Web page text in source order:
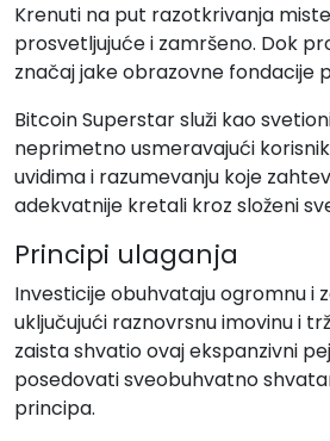
Krenuti na put razotkrivanja
prosvetljujuće i zamršeno. Dok
značaj jake obrazovne fondacije
Bitcoin Superstar služi kao
neprimetno usmeravajući
uvidima i razumevanju koje
adekvatnije kretali kroz složeni
Principi ulaganja
Investicije obuhvataju ogromnu i
uključujući raznovrsnu imovinu i
zaista shvatio ovaj ekspanzivni
posedovati sveobuhvatno
principa.